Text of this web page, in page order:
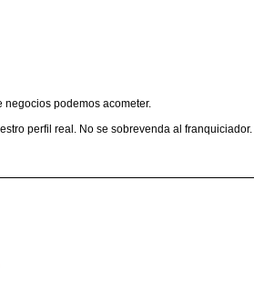
podemos acometer.
perfil real. No se sobrevenda al franquiciador.